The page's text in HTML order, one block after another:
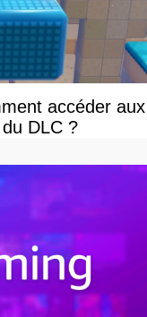
accéder aux
DLC ?